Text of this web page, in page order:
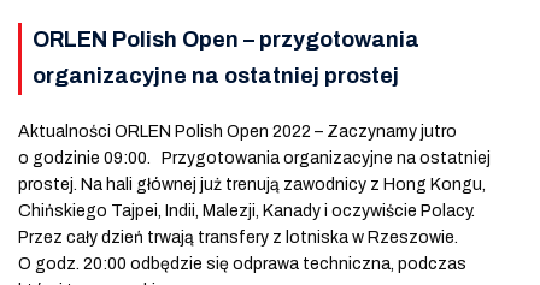
ORLEN Polish Open – przygotowania
organizacyjne na ostatniej prostej
Aktualności ORLEN Polish Open 2022 – Zaczynamy jutro
o godzinie 09:00. Przygotowania organizacyjne na ostatniej
prostej. Na hali głównej już trenują zawodnicy z Hong Kongu,
Chińskiego Tajpei, Indii, Malezji, Kanady i oczywiście Polacy.
Przez cały dzień trwają transfery z lotniska w Rzeszowie.
O godz. 20:00 odbędzie się odprawa techniczna, podczas